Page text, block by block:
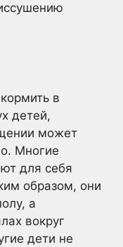
в
детей,
может
Многие
для себя
образом, они
а
вокруг
дети не